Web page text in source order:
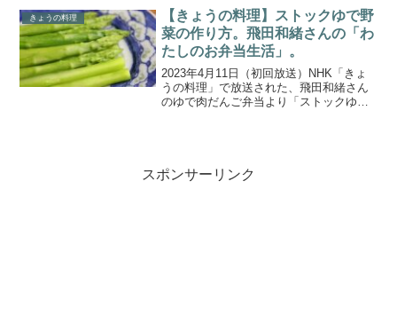
作シェフと、炎が生んだ太古の調理器
具・土器のドッキー...
きょうの料理
【きょうの料理】ストックゆで野
菜の作り方。飛田和緒さんの「わ
たしのお弁当生活」。
2023年4月11日（初回放送）NHK「きょ
うの料理」で放送された、飛田和緒さん
のゆで肉だんご弁当より「ストックゆで
スポンサーリンク